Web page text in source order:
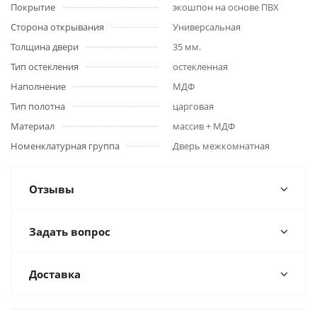
Покрытие
экошпон на основе ПВХ
Сторона открывания
Универсальная
Толщина двери
35 мм.
Тип остекления
остекленная
Наполнение
МДФ
Тип полотна
царговая
Материал
массив + МДФ
Номенклатурная группа
Дверь межкомнатная
Отзывы
Задать вопрос
Доставка